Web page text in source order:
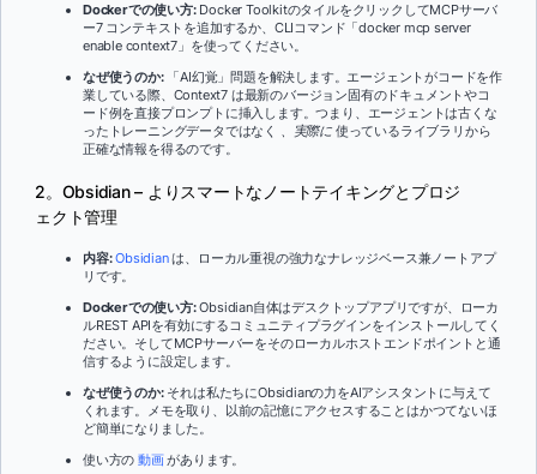
Dockerでの使い方:Docker ToolkitのタイルをクリックしてMCPサーバ
ー7 コンテキストを追加するか、CLIコマンド「docker mcp server
enable context7」を使ってください。
なぜ使うのか:「AI幻覚」問題を解決します。エージェントがコードを作
業している際、Context7 は最新のバージョン固有のドキュメントやコ
ード例を直接プロンプトに挿入します。つまり、エージェントは古くな
ったトレーニングデータではなく 、実際に 使っているライブラリから
正確な情報を得るのです。
2。Obsidian – よりスマートなノートテイキングとプロジ
ェクト管理
内容: Obsidianは、ローカル重視の強力なナレッジベース兼ノートアプ
リです。
Dockerでの使い方:Obsidian自体はデスクトップアプリですが、ローカ
ルREST APIを有効にするコミュニティプラグインをインストールしてく
ださい。そしてMCPサーバーをそのローカルホストエンドポイントと通
信するように設定します。
なぜ使うのか:それは私たちにObsidianの力をAIアシスタントに与えて
くれます。メモを取り、以前の記憶にアクセスすることはかつてないほ
ど簡単になりました。
使い方の 動画があります。